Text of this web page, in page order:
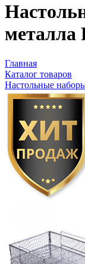
металла
Главная
Каталог товаров
Настольные